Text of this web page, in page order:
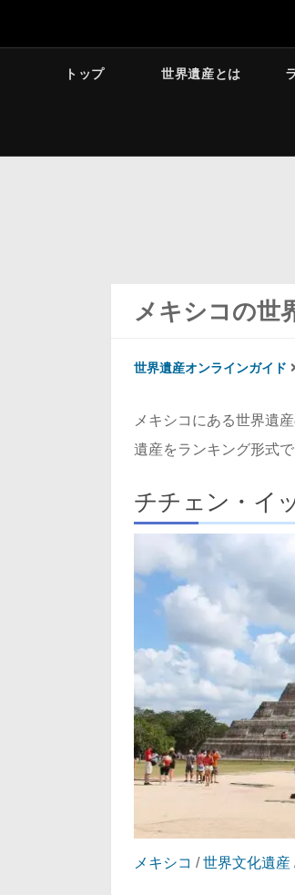
トップ 世界遺産とは
メキシコの世
世界遺産オンラインガイド
メキシコにある世界遺
遺産をランキング形式で
チチェン・イ
メキシコ /世界文化遺産